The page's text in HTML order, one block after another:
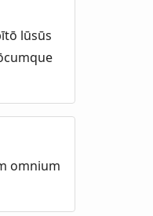
lūsūs
omnium